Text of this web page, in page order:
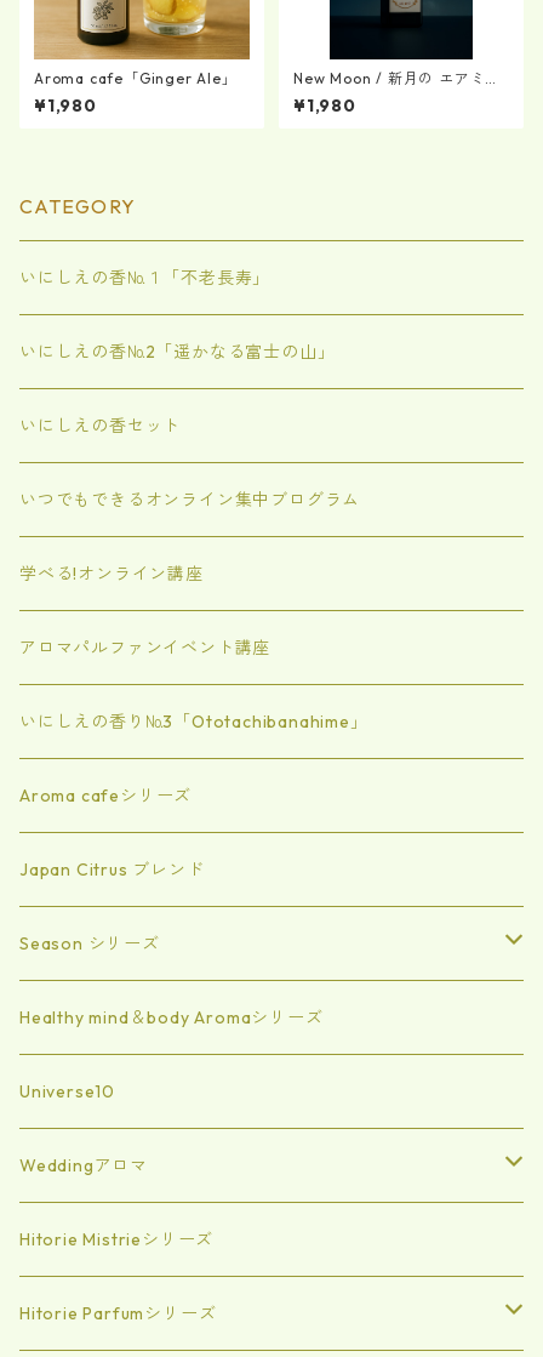
Aroma cafe「Ginger Ale」
¥1,980
New Moon / 新月の エアミス
ト（戸田たちばなブレンド）
¥1,980
CATEGORY
いにしえの香№１「不老長寿」
いにしえの香№2「遥かなる富士の山」
いにしえの香セット
いつでもできるオンライン集中ブログラム
学べる!オンライン講座
アロマパルファンイベント講座
いにしえの香り№3「Ototachibanahime」
Aroma cafeシリーズ
Japan Citrus ブレンド
Season シリーズ
Summer
spring
Autumn
Winter
Healthy mind＆body Aromaシリーズ
Universe10
Weddingアロマ
エッセンシャルオイル
エアミスト
Hitorie Mistrieシリーズ
Hitorie Parfumシリーズ